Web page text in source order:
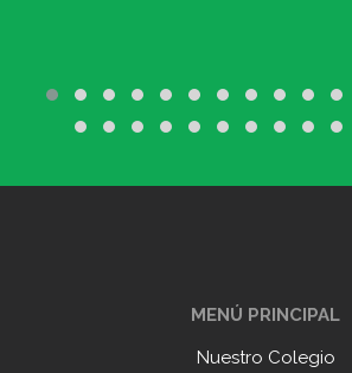
MENÚ PRINCIPAL
Nuestro Colegio